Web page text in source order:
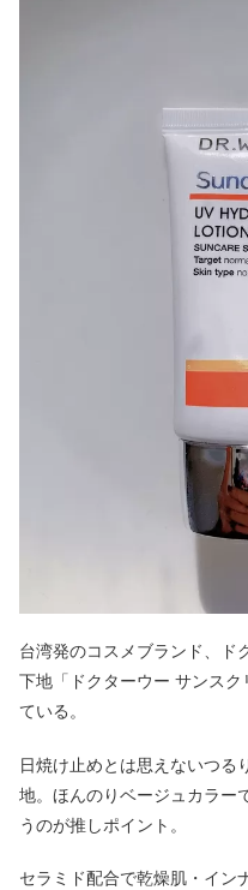
台湾発のコスメブランド、ド
下地「ドクターウー サンス
ている。
日焼け止めとは思えないつる
地。ほんのりベージュカラー
うのが推しポイント。
セラミド配合で乾燥肌・イン